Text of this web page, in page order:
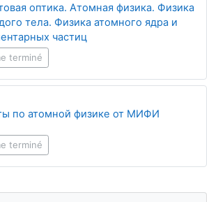
оптика. Атомная физика. Физика
тела. Физика атомного ядра и
частиц
terminé
по атомной физике от МИФИ
terminé